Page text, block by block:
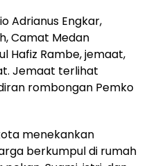
Adrianus Engkar,
Camat Medan
Hafiz Rambe, jemaat,
Jemaat terlihat
rombongan Pemko
menekankan
berkumpul di rumah